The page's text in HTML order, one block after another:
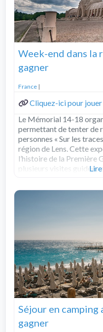
Week-end dans la
gagner
France |
Cliquez-ici pour jouer
Le Mémorial 14-18
permettant de tenter de
personnes « Sur les
région de Lens. Cette
l’histoire de la Première
plusieurs visites
Lire
Séjour en camping
gagner